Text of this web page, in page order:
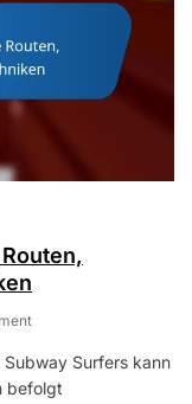
On
Münzen:
Effiziente
Surfers kann
befolgt